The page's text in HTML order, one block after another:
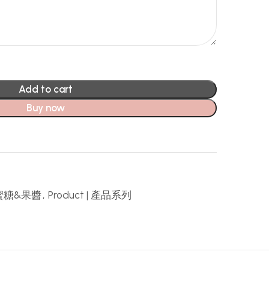
Add to cart
Buy now
糖&果醬, Product | 產品系列